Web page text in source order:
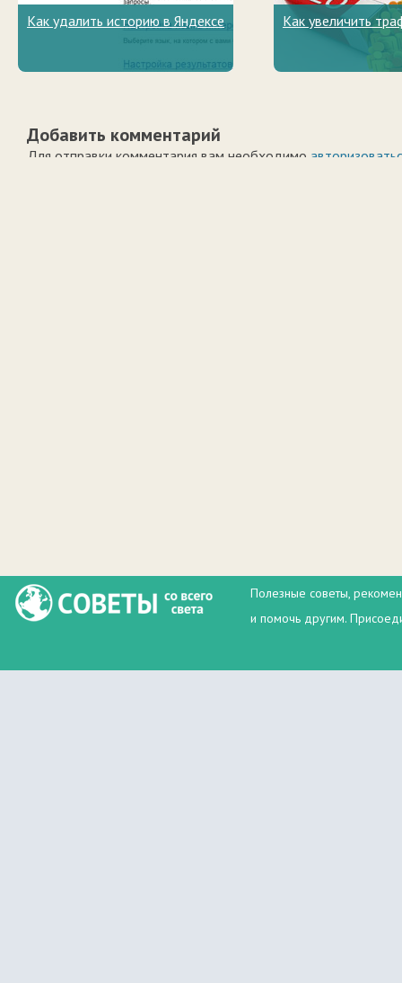
Как удалить историю в Яндексе Как увеличить
Добавить комментарий
Для отправки комментария вам необходимо
Полезные советы,
и помочь другим.